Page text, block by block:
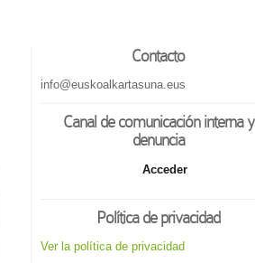
Contacto
info@euskoalkartasuna.eus
Canal de comunicación interna y
denuncia
Acceder
Política de privacidad
Ver la política de privacidad